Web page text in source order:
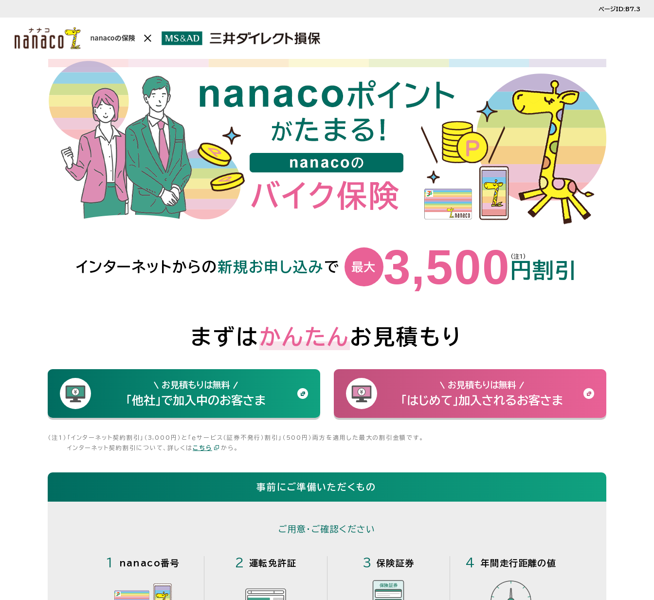
ページID:B7.3
インターネットからの新規お申し込みで 最大 3,500 円割引
(注1)
まずはかんたんお見積もり
お見積もりは無料
「他社」で加入中のお客さま
お見積もりは無料
「はじめて」加入されるお客さま
（注1） 「インターネット契約割引」（3,000円）と「ｅサービス（証券不発行）割引」（500円）両方を適用した最大の割引金額です。
インターネット契約割引について、詳しくはこちら から。
事前にご準備いただくもの
ご用意・ご確認ください
1 nanaco番号 2 運転免許証 3 保険証券 4 年間走行距離の値